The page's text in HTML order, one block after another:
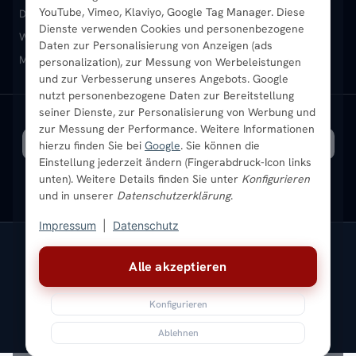
Alle akzeptieren
Konfigurieren
Ablehnen
YouTube, Vimeo, Klaviyo, Google Tag Manager. Diese
Dienste verwenden Cookies und personenbezogene
Daten zur Personalisierung von Anzeigen (ads
personalization), zur Messung von Werbeleistungen
und zur Verbesserung unseres Angebots. Google
nutzt personenbezogene Daten zur Bereitstellung
seiner Dienste, zur Personalisierung von Werbung und
zur Messung der Performance. Weitere Informationen
hierzu finden Sie bei Google. Sie können die
Einstellung jederzeit ändern (Fingerabdruck-Icon links
unten). Weitere Details finden Sie unter Konfigurieren
und in unserer Datenschutzerklärung.
Impressum Datenschutz
Heizkörper-Zubehör
Montageservice vor Ort
Sendung verfolgen
Karriere
Ratgeber
Bestpreisgarantie
Newsletter
Aktuelle Angebote
Design-HeizkörperPaneelheizkörperVertikal-Heizkörper
Wandheizkörper Wohnraum-Heizkörper Badheizkörper Schwarz
Mischbetrieb-HeizkörperHeizkörper-ZubehörAktuelle Angebote
VERSAND MIT
* Alle Preise inkl. gesetzlicher USt. |Kostenloser Versand
Impressum AGBWiderrufsbelehrung
Versandkosten
BatteriegesetzSitemap